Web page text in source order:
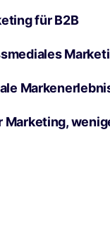
für B2B
Marketing,